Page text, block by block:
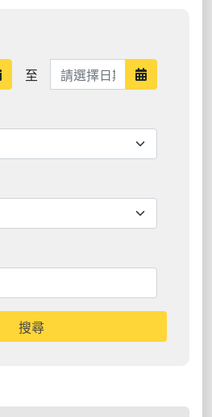
日期範圍開始
至 日期範圍結束 日期範圍